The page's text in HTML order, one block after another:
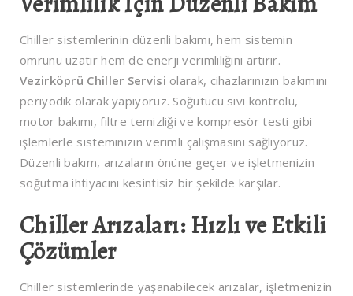
Chiller sistemlerinin düzenli bakımı, hem sistemin
ömrünü uzatır hem de enerji verimliliğini artırır.
Vezirköprü Chiller Servisi olarak, cihazlarınızın bakımını
periyodik olarak yapıyoruz. Soğutucu sıvı kontrolü,
motor bakımı, filtre temizliği ve kompresör testi gibi
işlemlerle sisteminizin verimli çalışmasını sağlıyoruz.
Düzenli bakım, arızaların önüne geçer ve işletmenizin
soğutma ihtiyacını kesintisiz bir şekilde karşılar.
Chiller Arızaları: Hızlı ve Etkili
Çözümler
Chiller sistemlerinde yaşanabilecek arızalar, işletmenizin